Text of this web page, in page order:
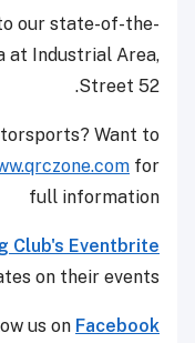
our state-of-the-
at Industrial Area,
Street 52.
Want to
for
full information
Club's Eventbrite
on their events.
us on Facebook